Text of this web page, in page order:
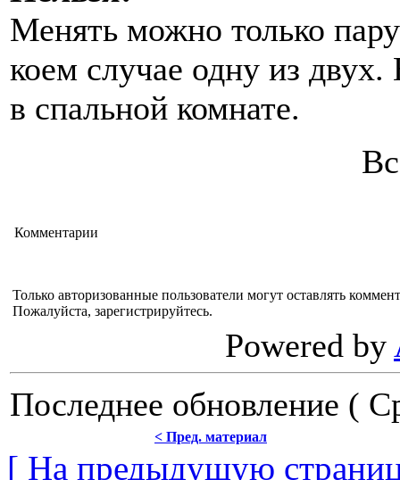
Менять можно только
коем случае одну из
в спальной комнате.
Комментарии
Только авторизованные пользователи могут оставлять
Пожалуйста, зарегистрируйтесь.
Powered by
Последнее обновление (
< Пред. материал
[ На предыдущую